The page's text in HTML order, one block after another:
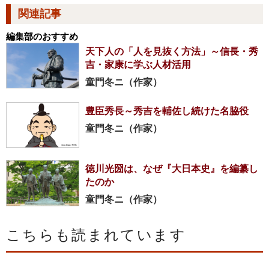
関連記事
編集部のおすすめ
天下人の「人を見抜く方法」～信長・秀
吉・家康に学ぶ人材活用
童門冬ニ（作家）
豊臣秀長～秀吉を輔佐し続けた名脇役
童門冬ニ（作家）
徳川光圀は、なぜ『大日本史』を編纂し
たのか
童門冬ニ（作家）
こちらも読まれています